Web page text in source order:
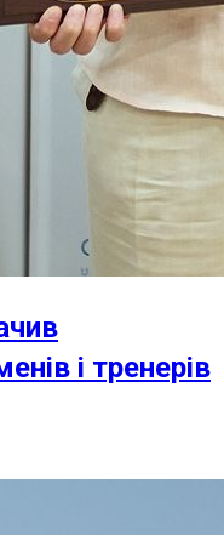
і тренерів